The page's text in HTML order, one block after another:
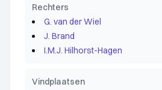
Rechters
G. van der Wiel
J. Brand
I.M.J. Hilhorst-Hagen
Vindplaatsen